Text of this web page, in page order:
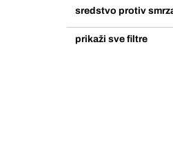
sredstvo protiv
prikaži sve filtre